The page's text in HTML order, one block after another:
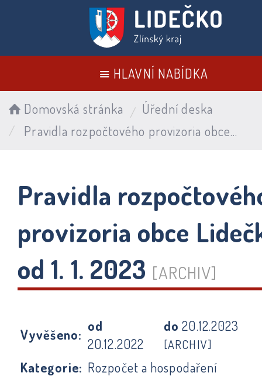
HLAVNÍ NABÍDKA
Domovská stránka
Úřední deska
Pravidla rozpočtového provizoria obce Lidečko od 1. 1. 2023
Pravidla
provizoria obce
od 1. 1. 2023 [ARCHIV]
Vyvěšeno:
od
20.12.2022
do20.12.2023
[ARCHIV]
Kategorie: Rozpočet a hospodaření